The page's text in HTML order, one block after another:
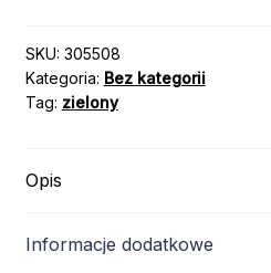
SKU: 305508
Kategoria: Bez kategorii
Tag: zielony
Opis
Informacje dodatkowe